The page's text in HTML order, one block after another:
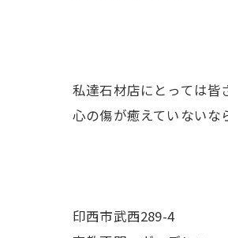
私達石材店にとっては
心の傷が癒えていないな
印西市武西289-4